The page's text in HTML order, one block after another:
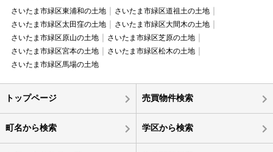
さいたま市緑区東浦和の土地
さいたま市緑区道祖土の土地
さいたま市緑区太田窪の土地
さいたま市緑区大間木の土地
さいたま市緑区原山の土地
さいたま市緑区芝原の土地
さいたま市緑区宮本の土地
さいたま市緑区松木の土地
さいたま市緑区馬場の土地
トップページ 売買物件検索
町名から検索 学区から検索